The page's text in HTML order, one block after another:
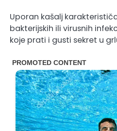
Uporan kašalj
bakterijskih ili virusnih
koje prati i gusti sekret u